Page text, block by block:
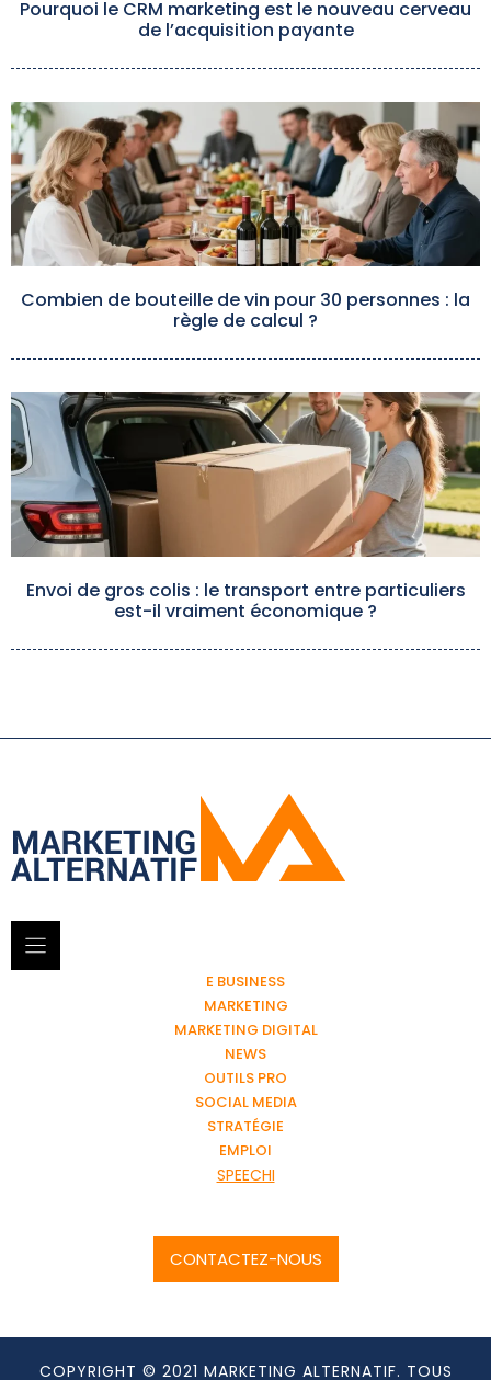
Pourquoi le CRM marketing est le nouveau cerveau
de l’acquisition payante
Combien de bouteille de vin pour 30 personnes : la
règle de calcul ?
Envoi de gros colis : le transport entre particuliers
est-il vraiment économique ?
E BUSINESS
MARKETING
MARKETING DIGITAL
NEWS
OUTILS PRO
SOCIAL MEDIA
STRATÉGIE
EMPLOI
SPEECHI
CONTACTEZ-NOUS
COPYRIGHT © 2021 MARKETING ALTERNATIF. TOUS